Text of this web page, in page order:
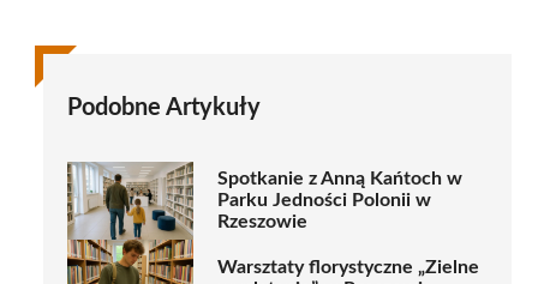
Podobne Artykuły
Spotkanie z Anną Kańtoch w
Parku Jedności Polonii w
Rzeszowie
Warsztaty florystyczne „Zielne